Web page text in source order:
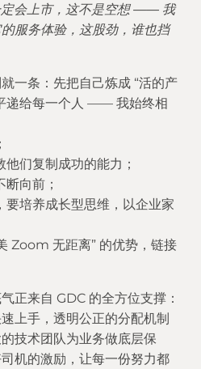
会上市，这不是空想 —— 我
服务体验，这股劲，谁也挡
一条：先把自己炼成 “活的产
递给每一个人 —— 我始终相
们复制成功的能力；
向前；
要培养成长型思维，以企业家
Zoom 无距离” 的优势，链接
正来自 GDC 的全方位支撑：
上手，透明公正的分配机制
技术团队为业务做底层保
机的激励，让每一份努力都